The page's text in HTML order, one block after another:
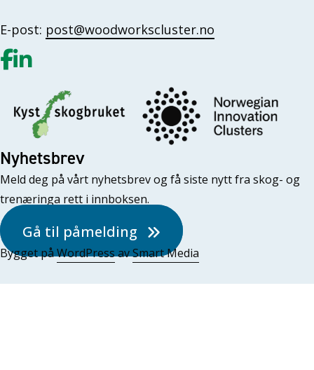
E-post: post@woodworkscluster.no
Gå til vår Facebook
Gå til vår LinkedIn
Nyhetsbrev
Meld deg på vårt nyhetsbrev og få siste nytt fra skog- og
trenæringa rett i innboksen.
Gå til påmelding
Bygget påWordPressavSmart Media